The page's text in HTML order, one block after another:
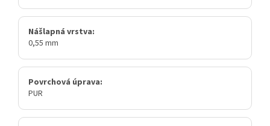
Nášlapná vrstva:
0,55 mm
Povrchová úprava:
PUR